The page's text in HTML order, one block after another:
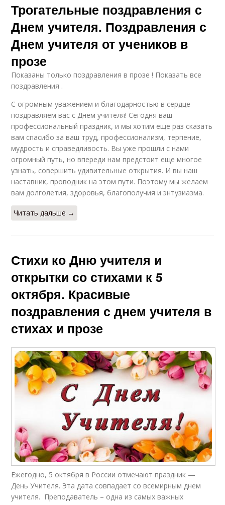
Трогательные поздравления с
Днем учителя. Поздравления с
Днем учителя от учеников в
прозе
Показаны только поздравления в прозе ! Показать все
поздравления .
С огромным уважением и благодарностью в сердце
поздравляем вас с Днем учителя! Сегодня ваш
профессиональный праздник, и мы хотим еще раз сказать
вам спасибо за ваш труд, профессионализм, терпение,
мудрость и справедливость. Вы уже прошли с нами
огромный путь, но впереди нам предстоит еще многое
узнать, совершить удивительные открытия. И вы наш
наставник, проводник на этом пути. Поэтому мы желаем
вам долголетия, здоровья, благополучия и энтузиазма.
Читать дальше →
Стихи ко Дню учителя и
открытки со стихами к 5
октября. Красивые
поздравления с днем учителя в
стихах и прозе
Ежегодно, 5 октября в России отмечают праздник —
День Учителя. Эта дата совпадает со всемирным днем
учителя. Преподаватель – одна из самых важных